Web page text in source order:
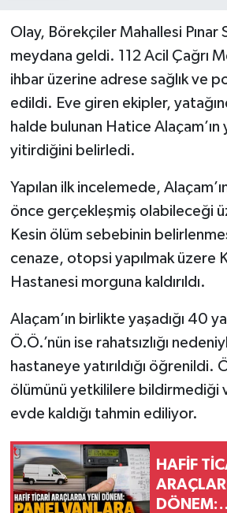
Olay, Börekçiler Mahallesi Pınar
meydana geldi. 112 Acil Çağrı
ihbar üzerine adrese sağlık ve
edildi. Eve giren ekipler,
halde bulunan Hatice Alaçam’ın
yitirdiğini belirledi.
Yapılan ilk incelemede,
önce gerçekleşmiş olabileceği
Kesin ölüm sebebinin
cenaze, otopsi yapılmak üzere
Hastanesi morguna kaldırıldı.
Alaçam’ın birlikte yaşadığı 40
Ö.Ö.’nün ise rahatsızlığı
hastaneye yatırıldığı öğrenildi.
ölümünü yetkililere bildirmediği
evde kaldığı tahmin ediliyor.
HAFİF
DÖNEM: